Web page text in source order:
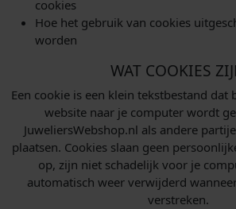
cookies
Hoe het gebruik van cookies
worden
WAT COOKIES
Een cookie is een klein tekstbestand dat
website naar je computer wordt
JuweliersWebshop.nl als andere
plaatsen. Cookies slaan geen
op, zijn niet schadelijk voor je
automatisch weer verwijderd
verstreken.